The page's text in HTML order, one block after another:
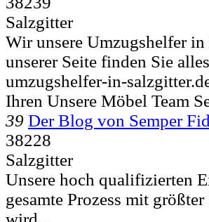
Salzgitter
Wir unsere Umzugshelfer
unserer Seite finden Sie
umzugshelfer-in-
Ihren Unsere Möbel Team
39 Der Blog von Semper
38228
Salzgitter
Unsere hoch qualifizierten
gesamte Prozess mit